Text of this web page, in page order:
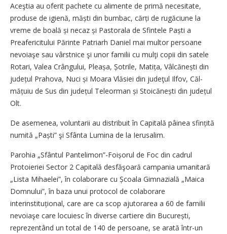
Aceştia au oferit pachete cu alimente de primă necesitate,
produse de igienă, măști din bumbac, cărți de rugăciune la
vreme de boală și necaz și Pastorala de Sfintele Paști a
Preafericitului Părinte Patriarh Daniel mai multor persoane
nevoiaşe sau vârstnice şi unor familii cu mulţi copii din satele
Rotari, Valea Crângului, Pleașa, Șotrile, Matița, Vâlcănești din
județul Prahova, Nuci și Moara Vlăsiei din judeţul Ilfov, Căl­
mățuiu de Sus din județul Teleorman și Stoicănești din județul
Olt.
De asemenea, voluntarii au distribuit în Capitală pâinea sfințită
numită „Paști” şi Sfânta Lumina de la Ierusalim.
Parohia „Sfântul Pantelimon”-Foișo­rul de Foc din cadrul
Protoieriei Sector 2 Capitală desfăşoară campania umanitară
„Lista Mihaelei”, în colaborare cu Școala Gimnazială „Maica
Domnului”, în baza unui protocol de colaborare
interinstituțional, care are ca scop ajutorarea a 60 de familii
nevoiaşe care locuiesc în diverse cartiere din București,
reprezentând un total de 140 de persoane, se arată într-un